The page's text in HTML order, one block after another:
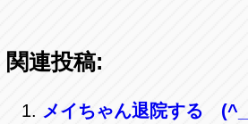
関連投稿:
メイちゃん退院する